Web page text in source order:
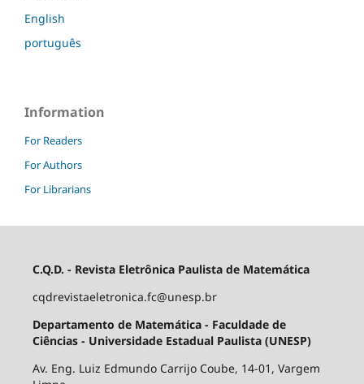
English
português
Information
For Readers
For Authors
For Librarians
C.Q.D. - Revista Eletrônica Paulista de Matemática
cqdrevistaeletronica.fc@unesp.br
Departamento de Matemática - Faculdade de
Ciências - Universidade Estadual Paulista (UNESP)
Av. Eng. Luiz Edmundo Carrijo Coube, 14-01, Vargem